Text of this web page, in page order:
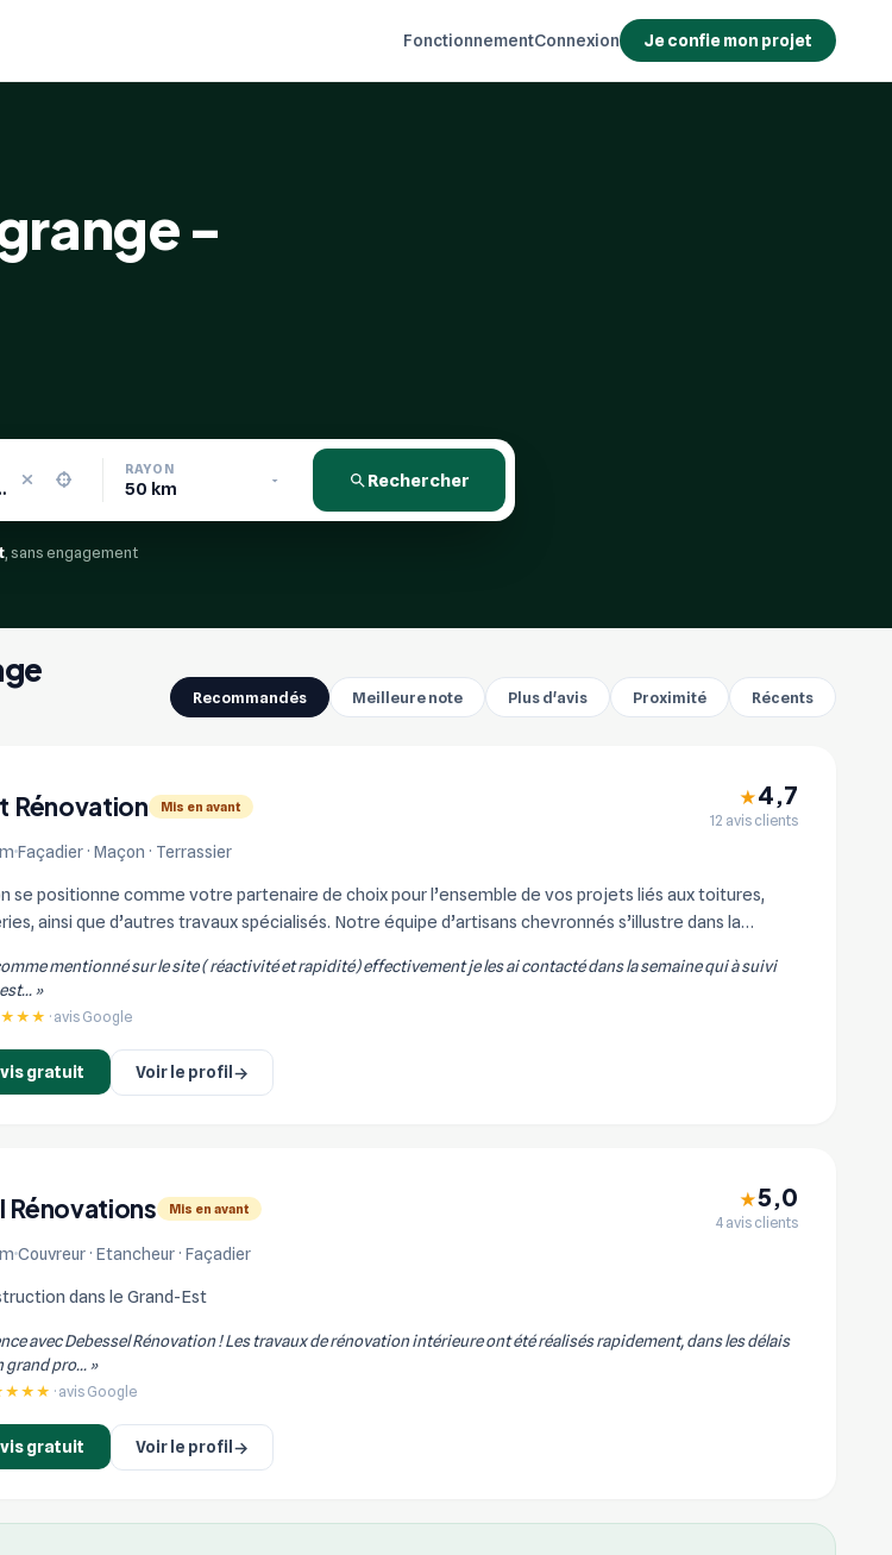
FonctionnementConnexion Je confie mon projet
-
RAYON
Rechercher
, sans engagement
Recommandés Meilleure note Plus d'avis Proximité Récents
Rénovation Mis en avant
Façadier · Maçon · Terrassier
★4,7
12 avis clients
se positionne comme votre partenaire de choix pour l’ensemble de vos projets liés aux toitures,
ainsi que d’autres travaux spécialisés. Notre équipe d’artisans chevronnés s’illustre dans la
mentionné sur le site ( réactivité et rapidité) effectivement je les ai contacté dans la semaine qui à suivi
»
· avis Google
gratuit Voir le profil →
Rénovations Mis en avant
Couvreur · Etancheur · Façadier
★5,0
4 avis clients
dans le Grand-Est
avec Debessel Rénovation ! Les travaux de rénovation intérieure ont été réalisés rapidement, dans les délais
grand pro... »
· avis Google
gratuit Voir le profil →